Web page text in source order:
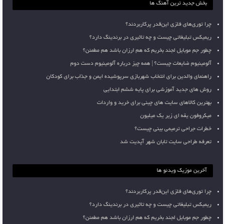
بخش جدید ترین آهنگ ها
چرا توری‌های فلزی این‌قدر پرکاربردند؟
ریمیکس تبلیغاتی چیست و چه تاثیری در برندینگ دارد؟
چطور جم موبایل لجند بخریم که هم ارزان باشد هم مطمئن؟
آلومینیوم ضایعات چیست؟ | همه چیز درباره آلومینیوم دست دوم
راهنمای والدین برای انتخاب شهربازی سرپوشیده ایمن و جذاب برای کودکان
روش های جدید آموزشی برای پایه ششم ابتدایی
بهترین کالاهای سایت های چینی برای خرید و واردات
میکروفون یقه ای زیر یک میلیون
خطرات جراحی ترمیمی بینی چیست؟
تعرفه طراحی سایت تابان شهر آپدیت شد
آخرین موزیک ویدئو ها
چرا توری‌های فلزی این‌قدر پرکاربردند؟
ریمیکس تبلیغاتی چیست و چه تاثیری در برندینگ دارد؟
چطور جم موبایل لجند بخریم که هم ارزان باشد هم مطمئن؟